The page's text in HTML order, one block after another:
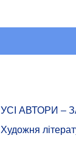
УСІ АВТОРИ –
Художня